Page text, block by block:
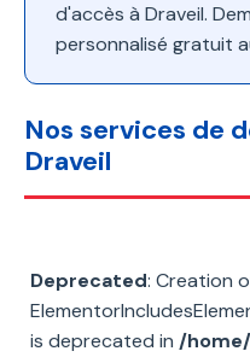
d'accès à Draveil.
personnalisé gratuit
Nos services de
Draveil
Deprecated: Creation
is deprecated in /